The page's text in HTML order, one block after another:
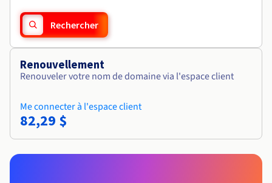
Rechercher
Renouvellement
Renouveler votre nom de domaine via l'espace client
Me connecter à l'espace client
82,29 $